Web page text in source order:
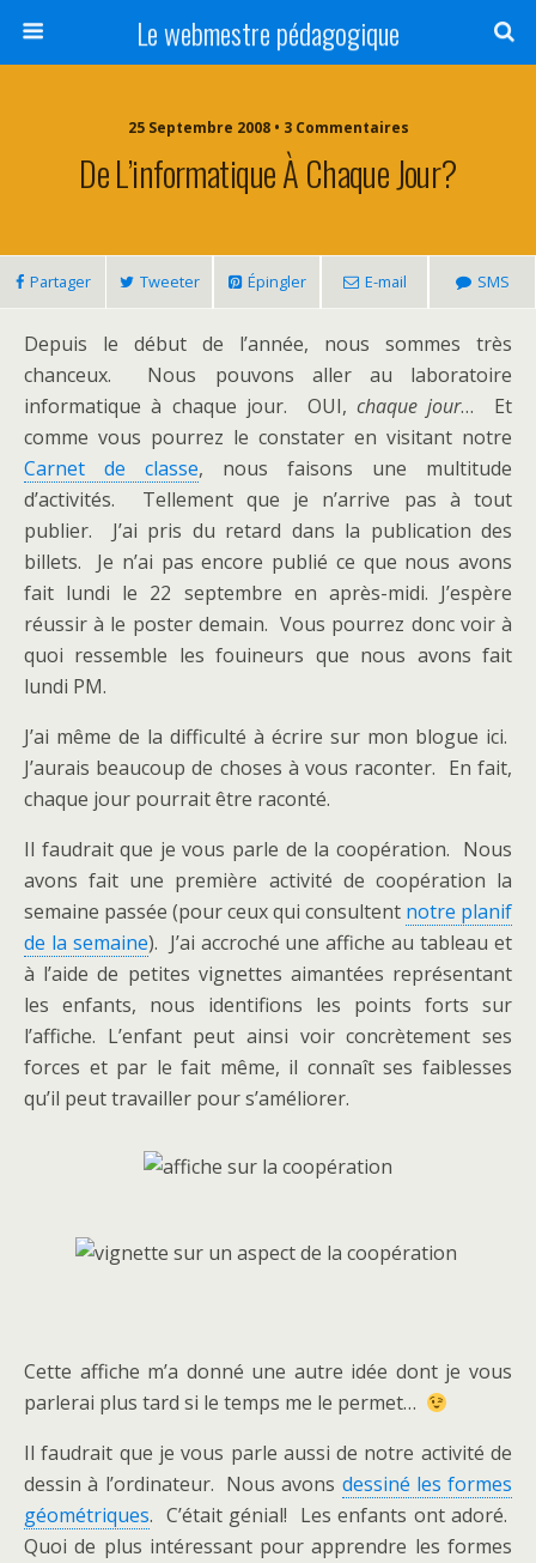
Le webmestre pédagogique
25 Septembre 2008 • 3 Commentaires
De L’informatique À Chaque Jour?
Partager Tweeter Épingler E-mail SMS
Depuis le début de l’année, nous sommes très
chanceux. Nous pouvons aller au laboratoire
informatique à chaque jour. OUI, chaque jour… Et
comme vous pourrez le constater en visitant notre
Carnet de classe, nous faisons une multitude
d’activités. Tellement que je n’arrive pas à tout
publier. J’ai pris du retard dans la publication des
billets. Je n’ai pas encore publié ce que nous avons
fait lundi le 22 septembre en après-midi. J’espère
réussir à le poster demain. Vous pourrez donc voir à
quoi ressemble les fouineurs que nous avons fait
lundi PM.
J’ai même de la difficulté à écrire sur mon blogue ici.
J’aurais beaucoup de choses à vous raconter. En fait,
chaque jour pourrait être raconté.
Il faudrait que je vous parle de la coopération. Nous
avons fait une première activité de coopération la
semaine passée (pour ceux qui consultent notre planif
de la semaine). J’ai accroché une affiche au tableau et
à l’aide de petites vignettes aimantées représentant
les enfants, nous identifions les points forts sur
l’affiche. L’enfant peut ainsi voir concrètement ses
forces et par le fait même, il connaît ses faiblesses
qu’il peut travailler pour s’améliorer.
Cette affiche m’a donné une autre idée dont je vous
parlerai plus tard si le temps me le permet…
Il faudrait que je vous parle aussi de notre activité de
dessin à l’ordinateur. Nous avons dessiné les formes
géométriques. C’était génial! Les enfants ont adoré.
Quoi de plus intéressant pour apprendre les formes